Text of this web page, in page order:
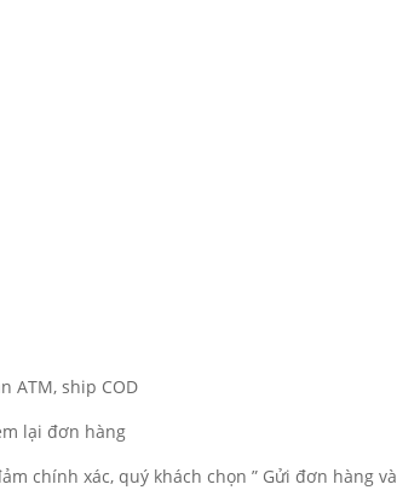
ATM, ship COD
lại đơn hàng
chính xác, quý khách chọn ” Gửi đơn hàng và